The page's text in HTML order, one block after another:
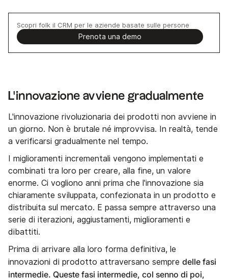
Scopri folk il CRM per le aziende basate sulle persone
Prenota una demo
L'innovazione avviene gradualmente
L'innovazione rivoluzionaria dei prodotti non avviene in
un giorno. Non è brutale né improvvisa. In realtà, tende
a verificarsi gradualmente nel tempo.
I miglioramenti incrementali vengono implementati e
combinati tra loro per creare, alla fine, un valore
enorme. Ci vogliono anni prima che l'innovazione sia
chiaramente sviluppata, confezionata in un prodotto e
distribuita sul mercato. E passa sempre attraverso una
serie di iterazioni, aggiustamenti, miglioramenti e
dibattiti.
Prima di arrivare alla loro forma definitiva, le
innovazioni di prodotto attraversano sempre delle fasi
intermedie. Queste fasi intermedie, col senno di poi,